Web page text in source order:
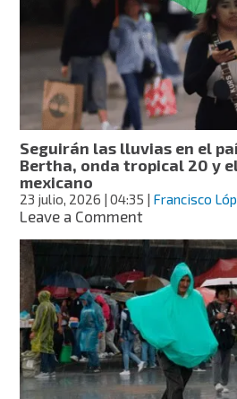
onda
tropical
20
provocarán
lluvias
en
31
estados
este
viernes
Seguirán las lluvias en el
Bertha, onda tropical 20 y
mexicano
23 julio, 2026 | 04:35 Francisco
Leave a Commenton
las
lluvias
en
por
ciclón
Bertha,
onda